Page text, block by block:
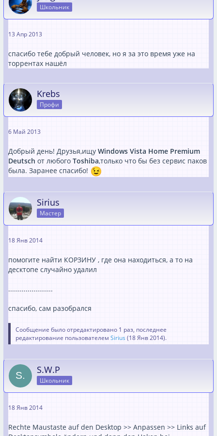
Школьник
13 Апр 2013
спасибо тебе добрый человек, но я за это время уже на
торрентах нашёл
Krebs
Профи
6 Май 2013
Добрый день! Друзья,ищу Windows Vista Home Premium
Deutsch от любого Toshiba,только что бы без сервис паков
была. Заранее спасибо!
Sirius
Мастер
18 Янв 2014
помогите найти КОРЗИНУ , где она находиться, а то на
десктопе случайно удалил
.......................
спасибо, сам разобрался
Сообщение было отредактировано 1 раз, последнее
редактирование пользователем Sirius (18 Янв 2014).
S.W.P
Школьник
18 Янв 2014
Rechte Maustaste auf den Desktop >> Anpassen >> Links auf